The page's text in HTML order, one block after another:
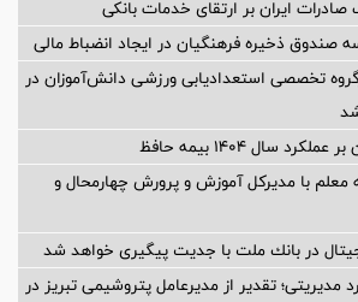
صادرات ایران بر ارتقای خدمات بانکی
ذخیره فرهنگیان در ایجاد انضباط مالی
تخصصی استعدادیابی ورزشی دانش‌آموزان در
سال ۱۴۰۴ بیمه حافظ
معلم با مدیرکل آموزش و پرورش چهارمحال و
در بانك ملت با جدیت پیگیری خواهد شد
مدیریتی؛ تقدیر از مدیرعامل پتروشیمی تبریز در